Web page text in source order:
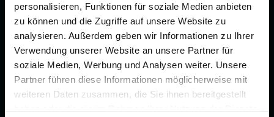
personalisieren, Funktionen für soziale Medien anbieten
zu können und die Zugriffe auf unsere Website zu
analysieren. Außerdem geben wir Informationen zu Ihrer
Verwendung unserer Website an unsere Partner für
soziale Medien, Werbung und Analysen weiter. Unsere
Partner führen diese Informationen möglicherweise mit
weiteren Daten zusammen, die Sie ihnen bereitgestellt
FÜR SIE
Vergleich
Ratgeber
Verzeichnis
FÜR BESTATTER
Online-Portal
Kostenlos registrieren